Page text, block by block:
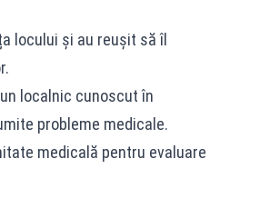
locului și au reușit să îl
localnic cunoscut în
probleme medicale.
medicală pentru evaluare